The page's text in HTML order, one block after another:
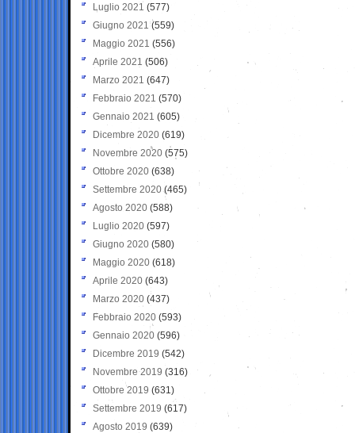
Luglio 2021 (577)
Giugno 2021(559)
Maggio 2021 (556)
Aprile 2021 (506)
Marzo 2021 (647)
Febbraio 2021 (570)
Gennaio 2021 (605)
Dicembre 2020 (619)
Novembre 2020 (575)
Ottobre 2020 (638)
Settembre 2020(465)
Agosto 2020 (588)
Luglio 2020 (597)
Giugno 2020 (580)
Maggio 2020 (618)
Aprile 2020 (643)
Marzo 2020 (437)
Febbraio 2020 (593)
Gennaio 2020 (596)
Dicembre 2019 (542)
Novembre 2019 (316)
Ottobre 2019 (631)
Settembre 2019 (617)
Agosto 2019 (639)